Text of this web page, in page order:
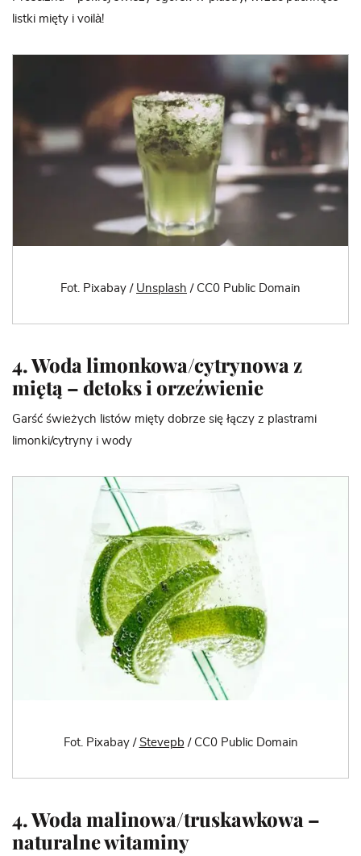
listki mięty i voilà!
Fot. Pixabay / Unsplash / CC0 Public Domain
4. Woda limonkowa/cytrynowa z
miętą – detoks i orzeźwienie
Garść świeżych listów mięty dobrze się łączy z plastrami
limonki/cytryny i wody
Fot. Pixabay / Stevepb / CC0 Public Domain
4. Woda malinowa/truskawkowa –
naturalne witaminy